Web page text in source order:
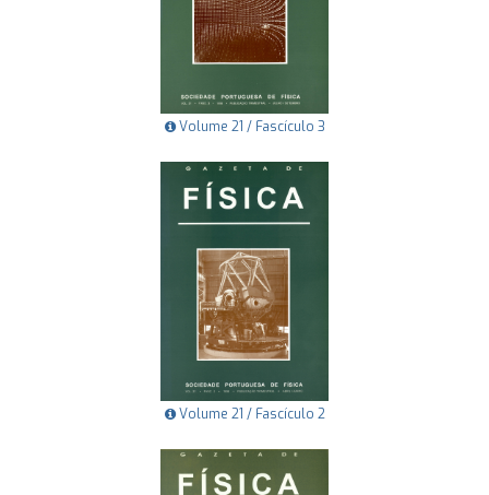
Volume 21 / Fascículo 3
Volume 21 / Fascículo 2